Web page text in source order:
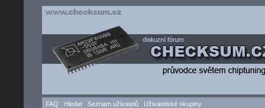
FAQ Hledat Seznam uživatelů Uživatelské skupiny